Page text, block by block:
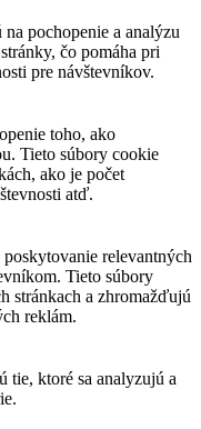
pochopenie a analýzu
čo pomáha pri
pre návštevníkov.
toho, ako
Tieto súbory cookie
ako je počet
atď.
relevantných
Tieto súbory
stránkach a zhromažďujú
reklám.
tie, ktoré sa analyzujú a